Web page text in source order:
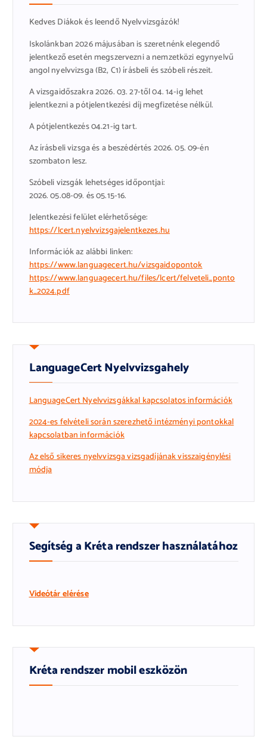
Kedves Diákok és leendő Nyelvvizsgázók!
Iskolánkban 2026 májusában is szeretnénk elegendő
jelentkező esetén megszervezni a nemzetközi egynyelvű
angol nyelvvizsga (B2, C1) írásbeli és szóbeli részeit.
A vizsgaidőszakra 2026. 03. 27-től 04. 14-ig lehet
jelentkezni a pótjelentkezési díj megfizetése nélkül.
A pótjelentkezés 04.21-ig tart.
Az írásbeli vizsga és a beszédértés 2026. 05. 09-én
szombaton lesz.
Szóbeli vizsgák lehetséges időpontjai:
2026. 05.08-09. és 05.15-16.
Jelentkezési felület elérhetősége:
https://lcert.nyelvvizsgajelentkezes.hu
Információk az alábbi linken:
https://www.languagecert.hu/vizsgaidopontok
https://www.languagecert.hu/files/lcert/felveteli_ponto
k_2024.pdf
LanguageCert Nyelvvizsgahely
LanguageCert Nyelvvizsgákkal kapcsolatos információk
2024-es felvételi során szerezhető intézményi pontokkal
kapcsolatban információk
Az első sikeres nyelvvizsga vizsgadíjának visszaigénylési
módja
Segítség a Kréta rendszer használatához
Videótár elérése
Kréta rendszer mobil eszközön